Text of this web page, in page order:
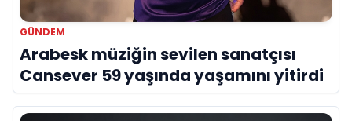
GÜNDEM
Arabesk müziğin sevilen sanatçısı
Cansever 59 yaşında yaşamını yitirdi